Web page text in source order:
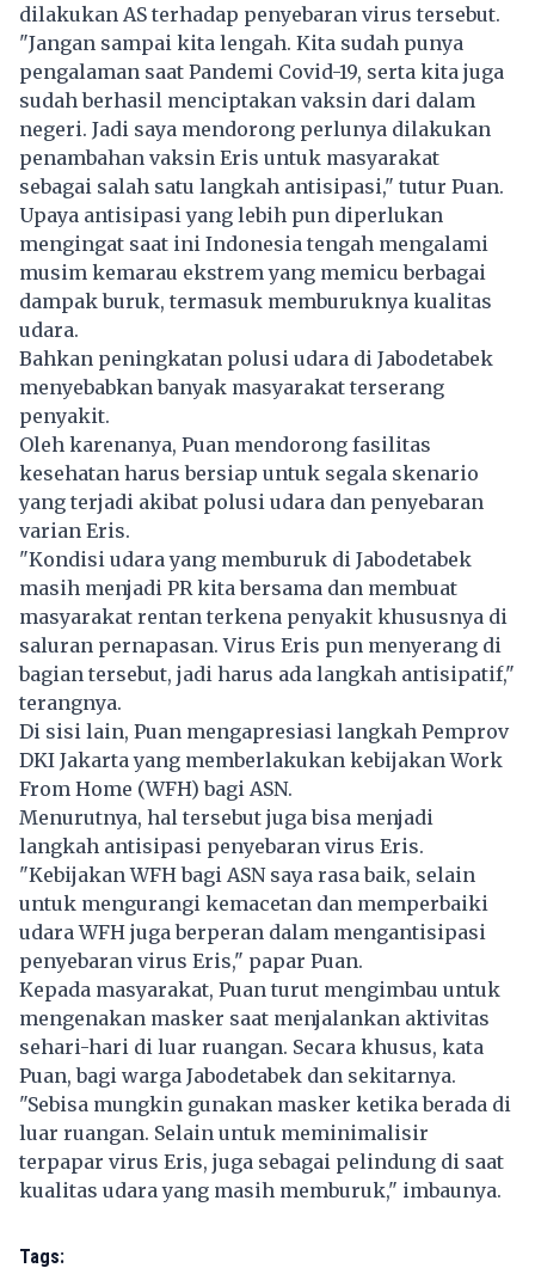
dilakukan AS terhadap penyebaran virus tersebut.
"Jangan sampai kita lengah. Kita sudah punya
pengalaman saat Pandemi Covid-19, serta kita juga
sudah berhasil menciptakan vaksin dari dalam
negeri. Jadi saya mendorong perlunya dilakukan
penambahan vaksin Eris untuk masyarakat
sebagai salah satu langkah antisipasi," tutur Puan.
Upaya antisipasi yang lebih pun diperlukan
mengingat saat ini Indonesia tengah mengalami
musim kemarau ekstrem yang memicu berbagai
dampak buruk, termasuk memburuknya kualitas
udara.
Bahkan peningkatan polusi udara di Jabodetabek
menyebabkan banyak masyarakat terserang
penyakit.
Oleh karenanya, Puan mendorong fasilitas
kesehatan harus bersiap untuk segala skenario
yang terjadi akibat polusi udara dan penyebaran
varian Eris.
"Kondisi udara yang memburuk di Jabodetabek
masih menjadi PR kita bersama dan membuat
masyarakat rentan terkena penyakit khususnya di
saluran pernapasan. Virus Eris pun menyerang di
bagian tersebut, jadi harus ada langkah antisipatif,"
terangnya.
Di sisi lain, Puan mengapresiasi langkah Pemprov
DKI Jakarta yang memberlakukan kebijakan Work
From Home (WFH) bagi ASN.
Menurutnya, hal tersebut juga bisa menjadi
langkah antisipasi penyebaran virus Eris.
"Kebijakan WFH bagi ASN saya rasa baik, selain
untuk mengurangi kemacetan dan memperbaiki
udara WFH juga berperan dalam mengantisipasi
penyebaran virus Eris," papar Puan.
Kepada masyarakat, Puan turut mengimbau untuk
mengenakan masker saat menjalankan aktivitas
sehari-hari di luar ruangan. Secara khusus, kata
Puan, bagi warga Jabodetabek dan sekitarnya.
"Sebisa mungkin gunakan masker ketika berada di
luar ruangan. Selain untuk meminimalisir
terpapar virus Eris, juga sebagai pelindung di saat
kualitas udara yang masih memburuk," imbaunya.
Tags: